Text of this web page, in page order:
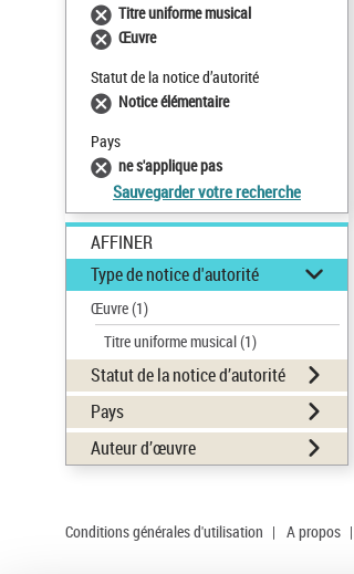
Titre uniforme musical
Œuvre
Statut de la notice d’autorité
Notice élémentaire
Pays
ne s'applique pas
Sauvegarder votre recherche
AFFINER
Type de notice d'autorité
Œuvre(1)
Titre uniforme musical(1)
Statut de la notice d’autorité
Pays
Auteur d’œuvre
Conditions générales d'utilisation | A propos |